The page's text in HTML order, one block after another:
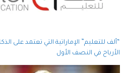
“ألف للتعليم” الإماراتية التي تعتمد على
الأرباح في النصف الأول